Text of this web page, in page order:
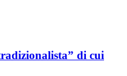
di cui